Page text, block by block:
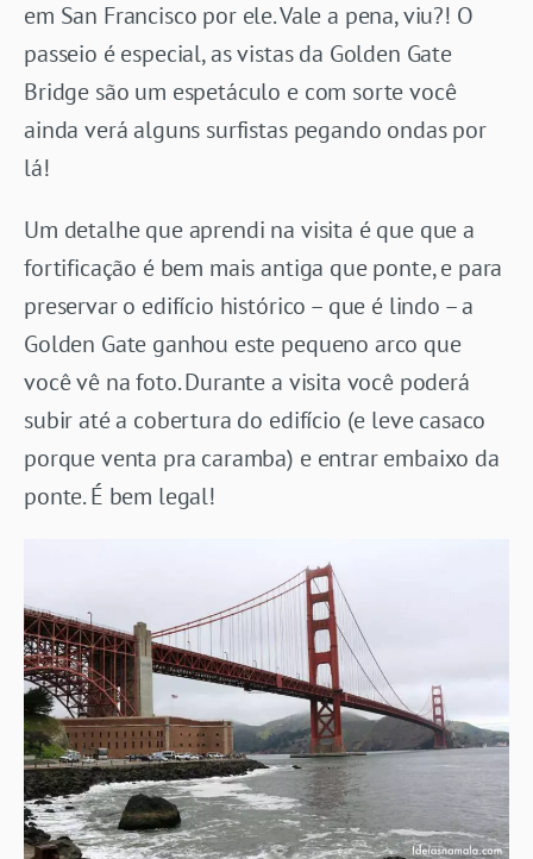
em San Francisco por ele. Vale a pena, viu?! O
passeio é especial, as vistas da Golden Gate
Bridge são um espetáculo e com sorte você
ainda verá alguns surfistas pegando ondas por
lá!
Um detalhe que aprendi na visita é que que a
fortificação é bem mais antiga que ponte, e para
preservar o edifício histórico – que é lindo – a
Golden Gate ganhou este pequeno arco que
você vê na foto. Durante a visita você poderá
subir até a cobertura do edifício (e leve casaco
porque venta pra caramba) e entrar embaixo da
ponte. É bem legal!